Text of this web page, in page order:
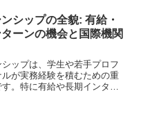
シップの全貌: 有給・
ーンの機会と国際機関
ップは、学生や若手プロフ
ルが実務経験を積むための重
。特に有給や長期インター